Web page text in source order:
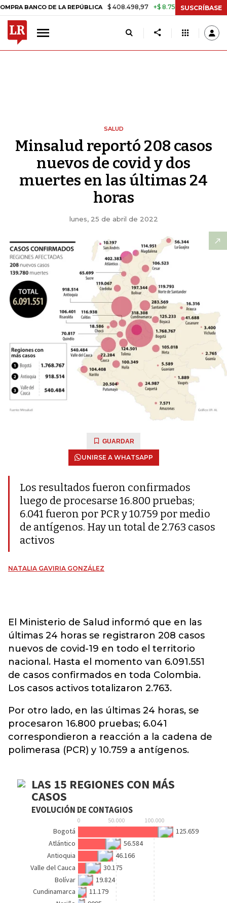
DE LA REPÚBLICA $ 408.498,97 +$ 8.753,81 +2,19% TASA DE
SUSCRÍBASE
SALUD
Minsalud reportó 208 casos
nuevos de covid y dos
muertes en las últimas 24
horas
lunes, 25 de abril de 2022
GUARDAR
UNIRSE A WHATSAPP
Los resultados fueron confirmados
luego de procesarse 16.800 pruebas;
6.041 fueron por PCR y 10.759 por medio
de antígenos. Hay un total de 2.763 casos
activos
NATALIA GAVIRIA GONZÁLEZ
El Ministerio de Salud informó que en las
últimas 24 horas se registraron 208 casos
nuevos de covid-19 en todo el territorio
nacional. Hasta el momento van 6.091.551
de casos confirmados en toda Colombia.
Los casos activos totalizaron 2.763.
Por otro lado, en las últimas 24 horas, se
procesaron 16.800 pruebas; 6.041
correspondieron a reacción a la cadena de
polimerasa (PCR) y 10.759 a antígenos.